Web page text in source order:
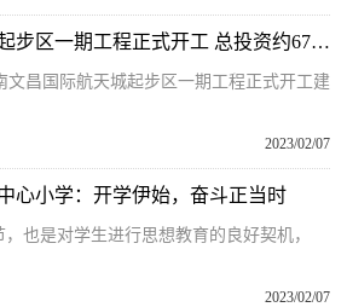
海南文昌国际航天城起步区一期工程正式开工 总投资约67亿元
文昌国际航天城起步区一期工程正式开工建
2023/02/07
心小学：开学伊始，奋斗正当时
也是对学生进行思想教育的良好契机，
2023/02/07